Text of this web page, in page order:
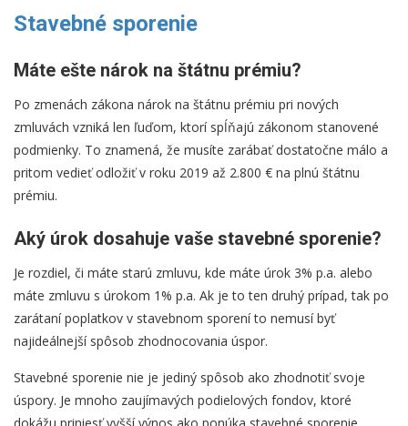
Stavebné sporenie
Máte ešte nárok na štátnu prémiu?
Po zmenách zákona nárok na štátnu prémiu pri nových
zmluvách vzniká len ľuďom, ktorí spĺňajú zákonom stanovené
podmienky. To znamená, že musíte zarábať dostatočne málo a
pritom vedieť odložiť v roku 2019 až 2.800 € na plnú štátnu
prémiu.
Aký úrok dosahuje vaše stavebné sporenie?
Je rozdiel, či máte starú zmluvu, kde máte úrok 3% p.a. alebo
máte zmluvu s úrokom 1% p.a. Ak je to ten druhý prípad, tak po
zarátaní poplatkov v stavebnom sporení to nemusí byť
najideálnejší spôsob zhodnocovania úspor.
Stavebné sporenie nie je jediný spôsob ako zhodnotiť svoje
úspory. Je mnoho zaujímavých podielových fondov, ktoré